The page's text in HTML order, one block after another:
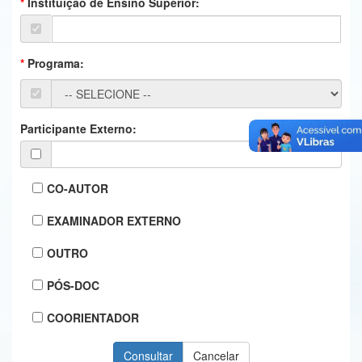
Ministério da Ciência, Tecnologia, Inovações e Comunicações
Ministério do Turismo
Controladoria-Geral da União
Ministério da Mulher, da Família e dos Direitos Humanos
Secretaria-Geral
Secretaria de Governo
Gabinete de Segurança Institucional
Advocacia-Geral da União
Programa:
Participante Externo:
CO-AUTOR
EXAMINADOR EXTERNO
OUTRO
PÓS-DOC
COORIENTADOR